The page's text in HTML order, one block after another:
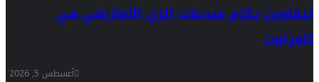
تيفاوين يكرّم مبدعات الزي الأمازيغي في
تافراوت
أغسطس 5, 2026